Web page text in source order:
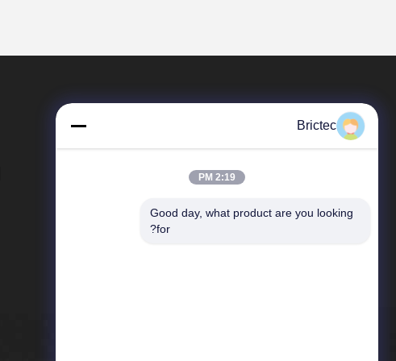
محصولات
Brictec
2:19 PM
Good day, what product are you looking
for?